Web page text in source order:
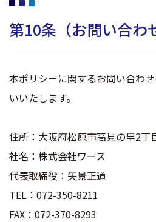
第10条（お問い合わ
本ポリシーに関するお問い合わ
いいたします。
住所：大阪府松原市高見の里2丁
社名：株式会社ワース
代表取締役：矢景正道
TEL：072-350-8211
FAX：072-370-8293